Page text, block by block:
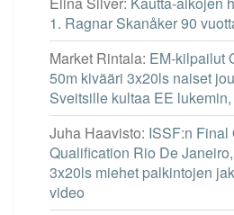
1. Ragnar Skanåker 90
Market Rintala: EM-kilpailut
50m kivääri 3x20ls naiset
Sveitsille kultaa EE
Juha Haavisto: ISSF:n Final
Qualification Rio De
3x20ls miehet palkintojen
video